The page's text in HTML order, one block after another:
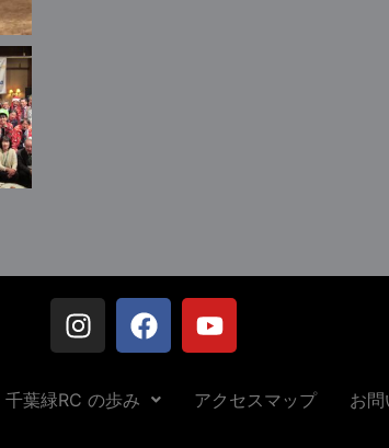
千葉緑RC の歩み アクセスマップ お